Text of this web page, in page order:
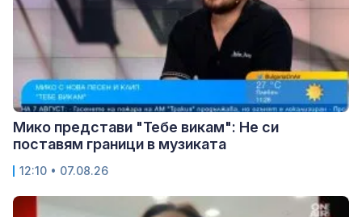
Мико представи "Тебе викам": Не си
поставям граници в музиката
12:10 • 07.08.26